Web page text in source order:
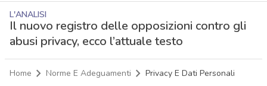
L'ANALISI
Il nuovo registro delle opposizioni contro gli
abusi privacy, ecco l’attuale testo
Home Norme E Adeguamenti Privacy E Dati Personali